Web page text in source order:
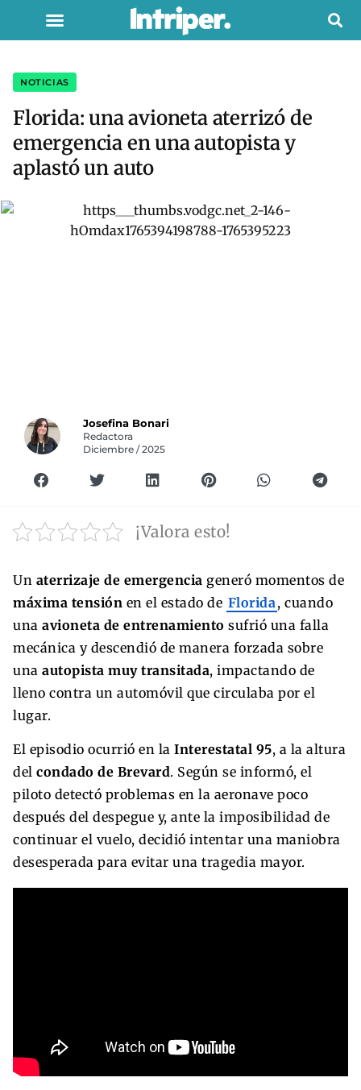
NOTICIAS
Florida: una avioneta aterrizó de
emergencia en una autopista y
aplastó un auto
Josefina Bonari
Redactora
Diciembre / 2025
¡Valora esto!
Un aterrizaje de emergencia generó momentos de
máxima tensión en el estado de Florida , cuando
una avioneta de entrenamiento sufrió una falla
mecánica y descendió de manera forzada sobre
una autopista muy transitada, impactando de
lleno contra un automóvil que circulaba por el
lugar.
El episodio ocurrió en la Interestatal 95, a la altura
del condado de Brevard. Según se informó, el
piloto detectó problemas en la aeronave poco
después del despegue y, ante la imposibilidad de
continuar el vuelo, decidió intentar una maniobra
desesperada para evitar una tragedia mayor.